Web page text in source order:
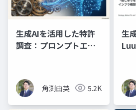
生成AIを活用した特許
調査：プロンプトエン
角渕由英 5.2K
生